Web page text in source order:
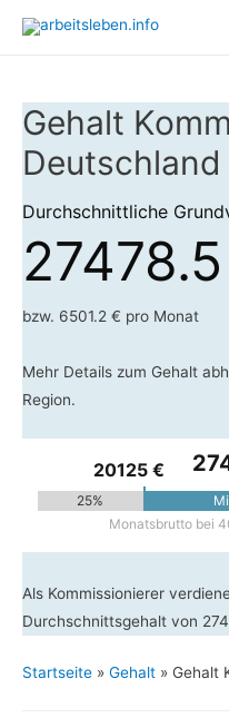
Gehalt
Deutschland
Durchschnittliche
bzw. 6501.2 € pro Monat
Mehr Details zum Gehalt
Region.
20125 €
25%
Monatsbrutto bei
Als Kommissionierer
Durchschnittsgehalt von
Startseite » Gehalt » Gehalt